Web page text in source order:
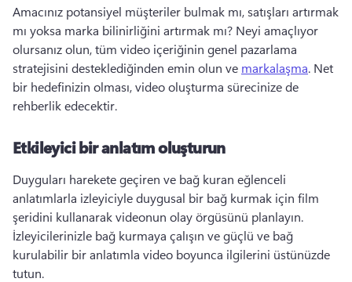
Amacınız potansiyel müşteriler bulmak mı, satışları artırmak
mı yoksa marka bilinirliğini artırmak mı? Neyi amaçlıyor
olursanız olun, tüm video içeriğinin genel pazarlama
stratejisini desteklediğinden emin olun ve markalaşma. Net
bir hedefinizin olması, video oluşturma sürecinize de
rehberlik edecektir.
Etkileyici bir anlatım oluşturun
Duyguları harekete geçiren ve bağ kuran eğlenceli
anlatımlarla izleyiciyle duygusal bir bağ kurmak için film
İzleyicilerinizle bağ kurmaya çalışın ve güçlü ve bağ
kurulabilir bir anlatımla video boyunca ilgilerini üstünüzde
tutun.